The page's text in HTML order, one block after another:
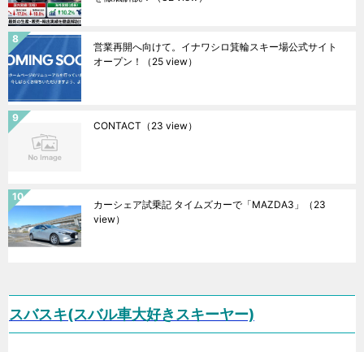
営業再開へ向けて。イナワシロ箕輪スキー場公式サイト
オープン！
（25 view）
CONTACT （23 view）
カーシェア試乗記 タイムズカーで「MAZDA3」
（23
view）
スバスキ(スバル車大好きスキーヤー)